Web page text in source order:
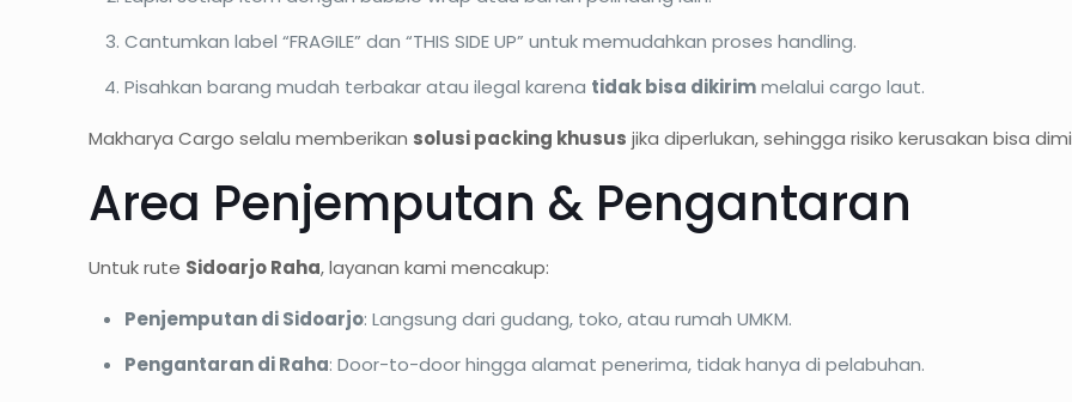
Cantumkan label “FRAGILE” dan “THIS SIDE UP” untuk memudahkan proses handling.
Pisahkan barang mudah terbakar atau ilegal karena tidak bisa dikirimmelalui cargo laut.
Makharya Cargo selalu memberikan solusi packing khusus jika diperlukan, sehingga risiko kerusakan bisa
Area Penjemputan & Pengantaran
Untuk rute Sidoarjo Raha, layanan kami mencakup:
Penjemputan di Sidoarjo: Langsung dari gudang, toko, atau rumah UMKM.
Pengantaran di Raha: Door-to-door hingga alamat penerima, tidak hanya di pelabuhan.